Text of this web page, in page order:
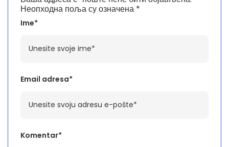
Неопходна поља су означена *
Komentar*
Ime*
Email adresa*